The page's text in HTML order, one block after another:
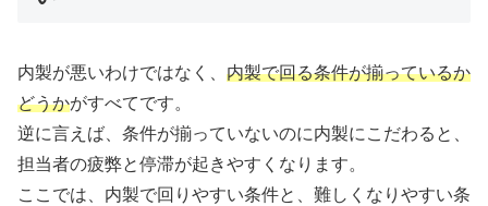
内製が悪いわけではなく、 内製で回る条件が揃っているか
どうかがすべてです。
逆に言えば、条件が揃っていないのに内製にこだわると、
担当者の疲弊と停滞が起きやすくなります。
ここでは、内製で回りやすい条件と、難しくなりやすい条